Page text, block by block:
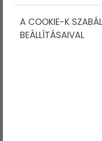
A COOKIE-K
BEÁLLÍTÁSAIVAL